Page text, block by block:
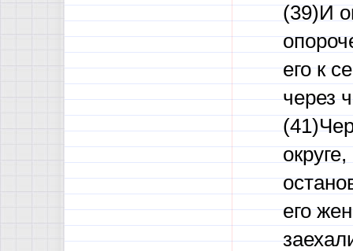
(39)И
его к
через
его